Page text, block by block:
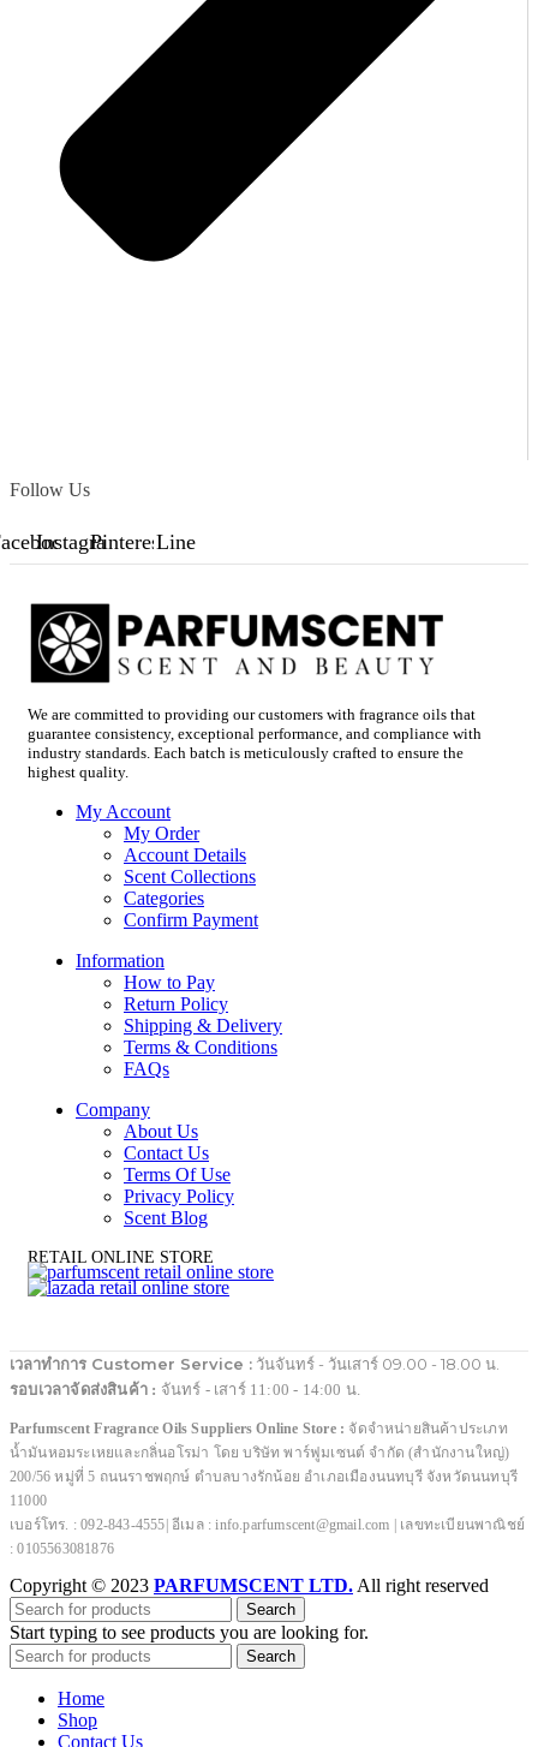
Follow Us
InstagramPinterestLine
We are committed to providing our customers with fragrance oils that
guarantee consistency, exceptional performance, and compliance with
industry standards. Each batch is meticulously crafted to ensure the
highest quality.
My Account
My Order
Account Details
Scent Collections
Categories
Confirm Payment
Information
How to Pay
Return Policy
Shipping & Delivery
Terms & Conditions
FAQs
Company
About Us
Contact Us
Terms Of Use
Privacy Policy
Scent Blog
RETAIL ONLINE STORE
เวลาทำการ Customer Service : วันจันทร์ - วันเสาร์ 09.00 - 18.00 น.
รอบเวลาจัดส่งสินค้า : จันทร์ - เสาร์ 11:00 - 14:00 น.
Parfumscent Fragrance Oils Suppliers Online Store : จัดจำหน่ายสินค้าประเภท
น้ำมันหอมระเหยและกลิ่นอโรม่า โดย บริษัท พาร์ฟูมเซนต์ จำกัด (สำนักงานใหญ่)
200/56 หมู่ที่ 5 ถนนราชพฤกษ์ ตำบลบางรักน้อย อำเภอเมืองนนทบุรี จังหวัดนนทบุรี
11000
เบอร์โทร. : 092-843-4555| อีเมล : info.parfumscent@gmail.com | เลขทะเบียนพาณิชย์
: 0105563081876
Copyright © 2023 PARFUMSCENT LTD. All right reserved
Search
Start typing to see products you are looking for.
Search
Home
Shop
Contact Us